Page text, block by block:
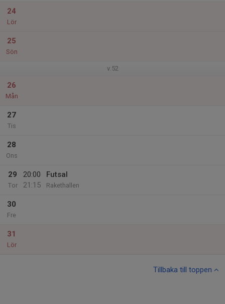
24
Lör
25
Sön
v.52
26
Mån
27
Tis
28
Ons
29
Tor
20:00
21:15
Futsal
Rakethallen
30
Fre
31
Lör
Tillbaka till toppen